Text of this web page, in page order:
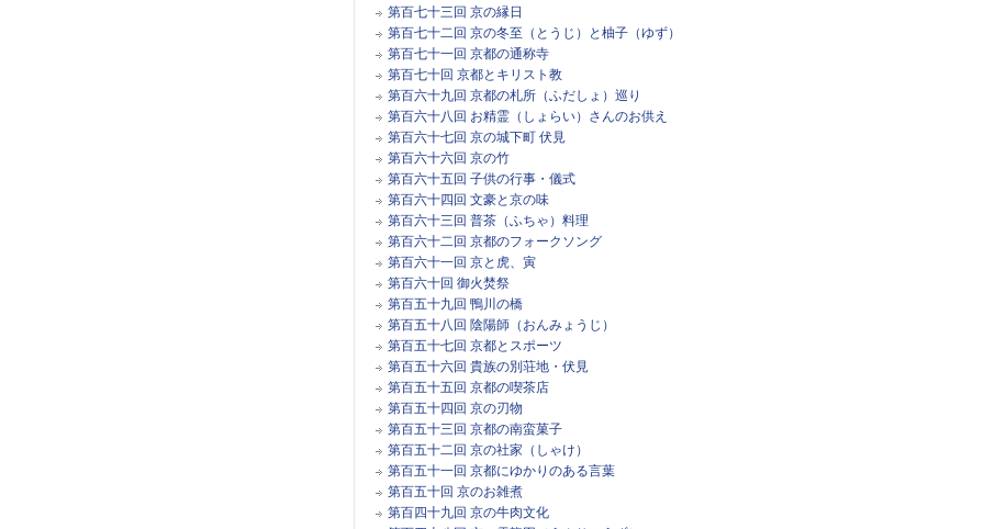
第百七十三回 京の縁日
第百七十二回 京の冬至（とうじ）と柚子（ゆず）
第百七十一回 京都の通称寺
第百七十回 京都とキリスト教
第百六十九回 京都の札所（ふだしょ）巡り
第百六十八回 お精霊（しょらい）さんのお供え
第百六十七回 京の城下町 伏見
第百六十六回 京の竹
第百六十五回 子供の行事・儀式
第百六十四回 文豪と京の味
第百六十三回 普茶（ふちゃ）料理
第百六十二回 京都のフォークソング
第百六十一回 京と虎、寅
第百六十回 御火焚祭
第百五十九回 鴨川の橋
第百五十八回 陰陽師（おんみょうじ）
第百五十七回 京都とスポーツ
第百五十六回 貴族の別荘地・伏見
第百五十五回 京都の喫茶店
第百五十四回 京の刃物
第百五十三回 京都の南蛮菓子
第百五十二回 京の社家（しゃけ）
第百五十一回 京都にゆかりのある言葉
第百五十回 京のお雑煮
第百四十九回 京の牛肉文化